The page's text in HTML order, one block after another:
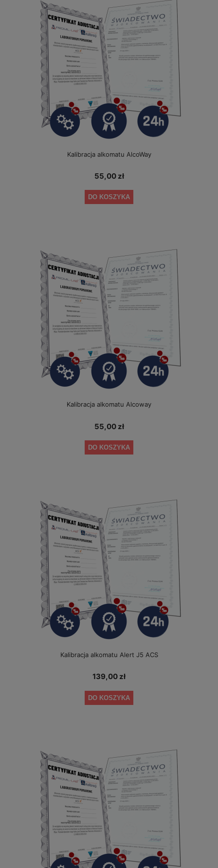
Kalibracja alkomatu AlcoWay
55,00 zł
DO KOSZYKA
Kalibracja alkomatu Alcoway
55,00 zł
DO KOSZYKA
Kalibracja alkomatu Alert J5 ACS
139,00 zł
DO KOSZYKA